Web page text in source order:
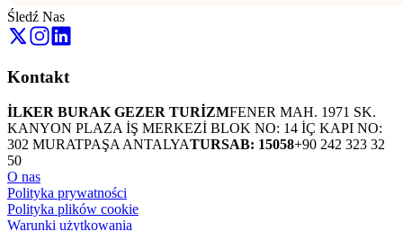
Śledź Nas
Kontakt
İLKER BURAK GEZER TURİZMFENER MAH. 1971 SK.
KANYON PLAZA İŞ MERKEZİ BLOK NO: 14 İÇ KAPI NO:
302 MURATPAŞA ANTALYATURSAB: 15058+90 242 323 32
50
O nas
Polityka prywatności
Polityka plików cookie
Warunki użytkowania